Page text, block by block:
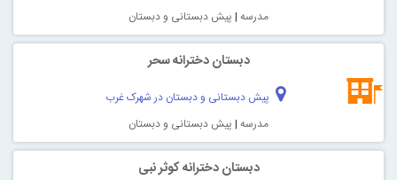
مدرسه | پیش دبستانی و دبستان
دبستان دخترانه سحر
پیش دبستانی و دبستان در شهرک غرب
مدرسه | پیش دبستانی و دبستان
دبستان دخترانه کوثر نبی